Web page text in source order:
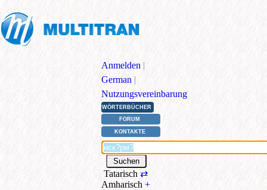
Anmelden |
German |
Nutzungsvereinbarung
WÖRTERBÜCHER
FORUM
KONTAKTE
Tatarisch ⇄
Amharisch +